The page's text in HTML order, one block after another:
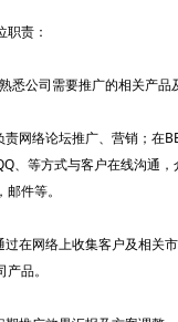
：
需要推广的相关产品及
论坛推广、营销；在BBS
、等方式与客户在线沟通
件等。
络上收集客户及相关市
品。